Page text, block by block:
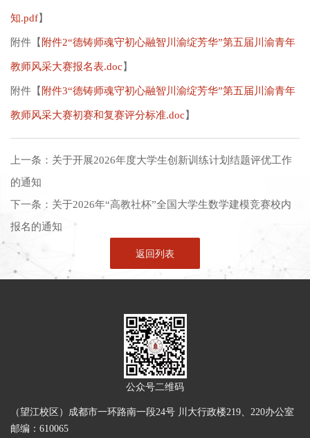
知.pdf】
附件【 附件2“德铸师魂守初心融智川渝绽芳华”第五届川渝青年
教师风采大赛报名表.doc 】
附件【 附件3“德铸师魂守初心融智川渝绽芳华”第五届川渝青年
教师风采大赛初赛和复赛评分标准.doc 】
上一条： 关于开展2026年度大学生创新训练计划结题评优工作
的通知
下一条： 关于2026年“高教社杯”全国大学生数学建模竞赛校内
报名的通知
返回列表
公众号二维码
（望江校区）成都市一环路南一段24号 川大行政楼219、220办公室
邮编：610065